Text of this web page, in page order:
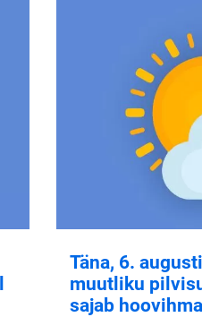
Täna, 6.
muutliku
sajab hoovihma